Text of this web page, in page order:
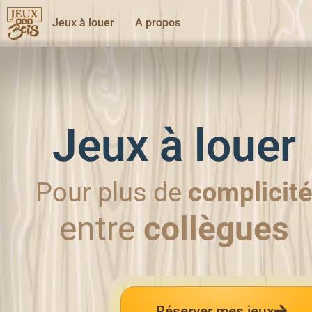
Jeux à louer A propos
Jeux à louer
Pour plus de complicité
en famille